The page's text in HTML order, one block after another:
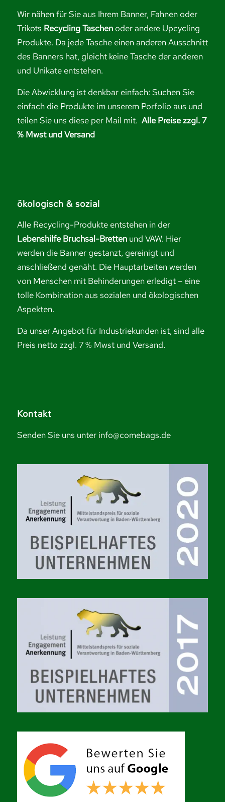
Wir nähen für Sie aus Ihrem Banner, Fahnen oder
Trikots Recycling Taschenoder andere Upcycling
Produkte. Da jede Tasche einen anderen Ausschnitt
des Banners hat, gleicht keine Tasche der anderen
und Unikate entstehen.
Die Abwicklung ist denkbar einfach: Suchen Sie
einfach die Produkte im unserem Porfolio aus und
teilen Sie uns diese per Mail mit. Alle Preise zzgl. 7
% Mwst und Versand
ökologisch & sozial
Alle Recycling-Produkte entstehen in der
Lebenshilfe Bruchsal-Bretten und VAW. Hier
werden die Banner gestanzt, gereinigt und
anschließend genäht. Die Hauptarbeiten werden
von Menschen mit Behinderungen erledigt – eine
tolle Kombination aus sozialen und ökologischen
Aspekten.
Da unser Angebot für Industriekunden ist, sind alle
Preis netto zzgl. 7 % Mwst und Versand.
Kontakt
Senden Sie uns unter info@comebags.de